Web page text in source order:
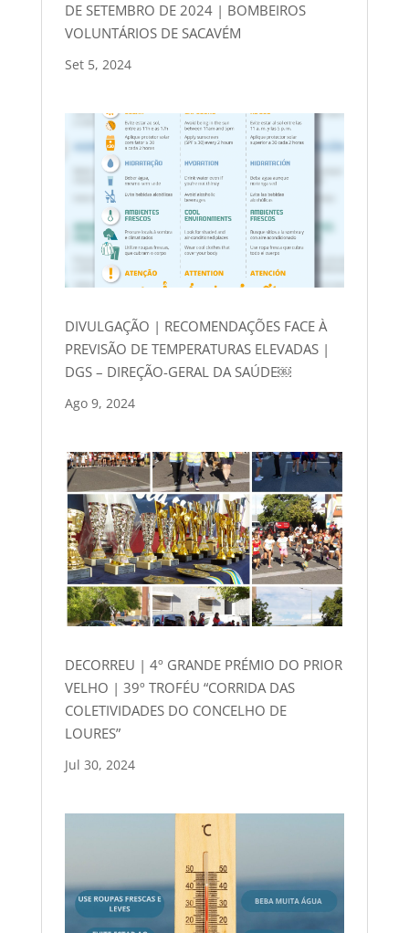
DE SETEMBRO DE 2024 | BOMBEIROS
VOLUNTÁRIOS DE SACAVÉM
Set 5, 2024
DIVULGAÇÃO | RECOMENDAÇÕES FACE À
PREVISÃO DE TEMPERATURAS ELEVADAS |
DGS – DIREÇÃO-GERAL DA SAÚDE￼
Ago 9, 2024
DECORREU | 4º GRANDE PRÉMIO DO PRIOR
VELHO | 39º TROFÉU “CORRIDA DAS
COLETIVIDADES DO CONCELHO DE
LOURES”
Jul 30, 2024